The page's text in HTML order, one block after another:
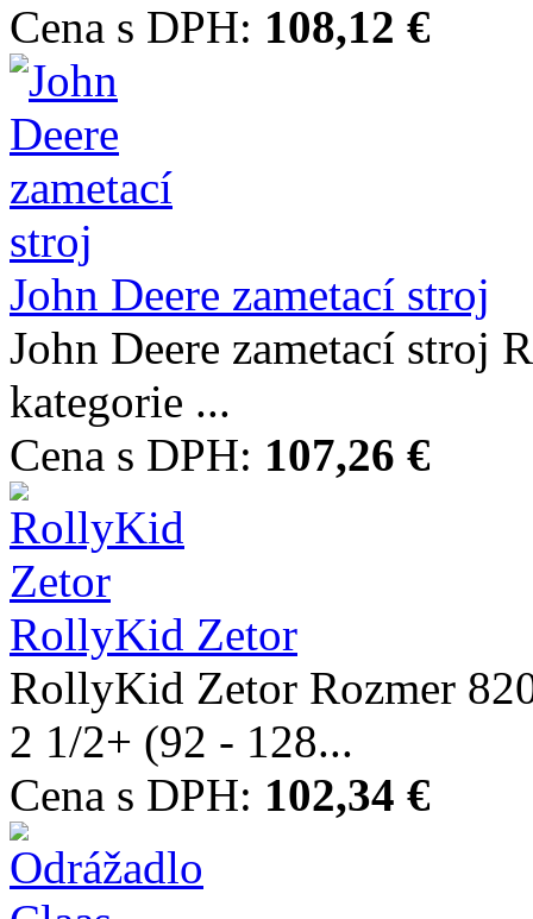
Cena s DPH: 108,12 €
John Deere zametací stroj
John Deere zametací stroj
kategorie ...
Cena s DPH: 107,26 €
RollyKid Zetor
RollyKid Zetor Rozmer
2 1/2+ (92 - 128...
Cena s DPH: 102,34 €